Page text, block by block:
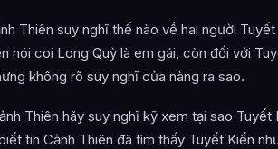
Thiên suy nghĩ thế nào về hai người
nói coi Long Quỳ là em gái, còn đối với
không rõ suy nghĩ của nàng ra sao.
Thiên hãy suy nghĩ kỹ xem tại sao Tuyết
tin Cảnh Thiên đã tìm thấy Tuyết Kiến